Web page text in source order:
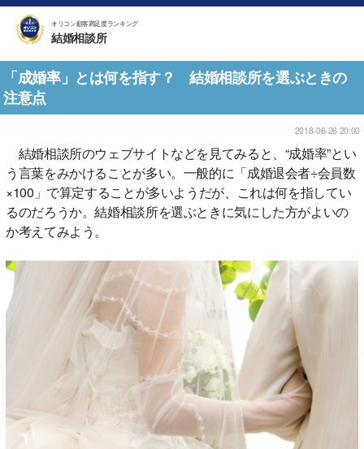
オリコン顧客満足度ランキング
結婚相談所
「成婚率」とは何を指す？ 結婚相談所を選ぶときの
注意点
2018-06-26 20:00
結婚相談所のウェブサイトなどを見てみると、“成婚率”とい
う言葉をみかけることが多い。一般的に「成婚退会者÷会員数
×100」で算定することが多いようだが、これは何を指してい
るのだろうか。結婚相談所を選ぶときに気にした方がよいの
か考えてみよう。